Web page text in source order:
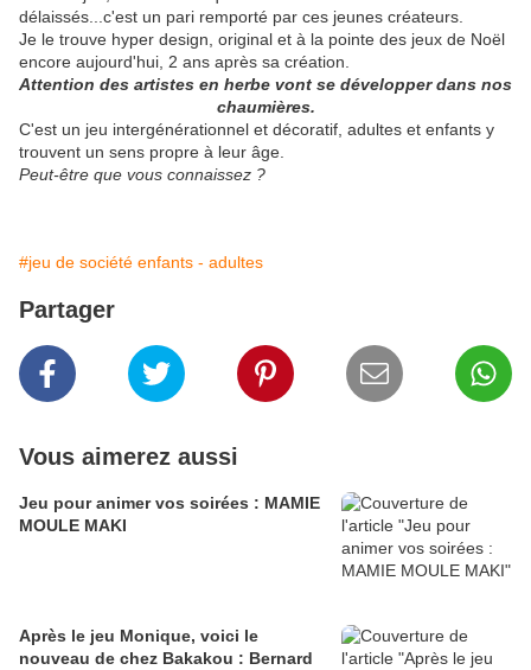
délaissés...c'est un pari remporté par ces jeunes créateurs.
Je le trouve hyper design, original et à la pointe des jeux de Noël
encore aujourd'hui, 2 ans après sa création.
Attention des artistes en herbe vont se développer dans nos
chaumières.
C'est un jeu intergénérationnel et décoratif, adultes et enfants y
trouvent un sens propre à leur âge.
Peut-être que vous connaissez ?
#jeu de société enfants - adultes
Partager
Vous aimerez aussi
Jeu pour animer vos soirées : MAMIE
MOULE MAKI
Après le jeu Monique, voici le
nouveau de chez Bakakou : Bernard